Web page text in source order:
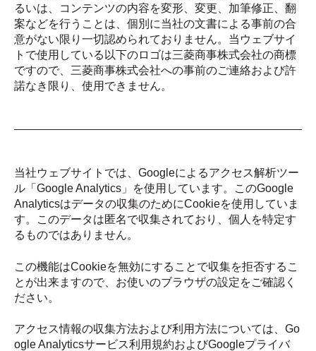
るいは、コンテンツの内容を変形、変更、加筆修正、翻
案などを行うことは、個別に当社の文書による事前の合
意がない限り一切認められておりません。当ウェブサイ
トで使用している以下のロゴは三菱商事株式会社の商標
ですので、三菱商事株式会社への事前のご連絡および許
諾なき限り、使用できません。
当社ウェブサイトでは、Googleによるアクセス解析ツー
ル「Google Analytics」を使用しています。このGoogle
Analyticsはデータの収集のためにCookieを使用していま
す。このデータは匿名で収集されており、個人を特定す
るものではありません。
この機能はCookieを無効にすることで収集を拒否するこ
とが出来ますので、お使いのブラウザの設定をご確認く
ださい。
アクセス情報の収集方法および利用方法については、Go
ogle Analyticsサービス利用規約およびGoogleプライバ